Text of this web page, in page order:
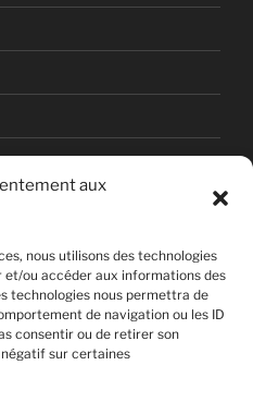
aux
nous utilisons des technologies
ou accéder aux informations des
technologies nous permettra de
de navigation ou les ID
consentir ou de retirer son
sur certaines